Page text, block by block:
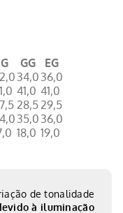
G GG
EG
34,0 36,0
41,0 41,0
28,5 29,5
35,0 36,0
18,0 19,0
de tonalidade
à iluminação